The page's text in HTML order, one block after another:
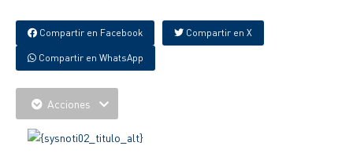
Compartir en Facebook Compartir en X
Compartir en WhatsApp
Acciones